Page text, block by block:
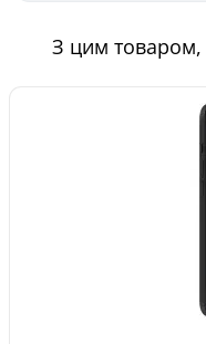
З цим товаром,